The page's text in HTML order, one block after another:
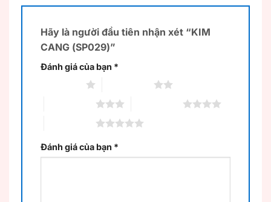
Hãy là người đầu tiên nhận xét “KIM
CANG (SP029)”
Đánh giá của bạn *
Đánh giá của bạn *